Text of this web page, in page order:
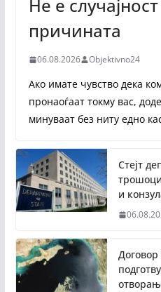
Не е
причината
06.08.2026 Objektivno24
Ако имате чувство дека
пронаоѓаат токму вас,
минуваат без ниту едно
Стејт
и